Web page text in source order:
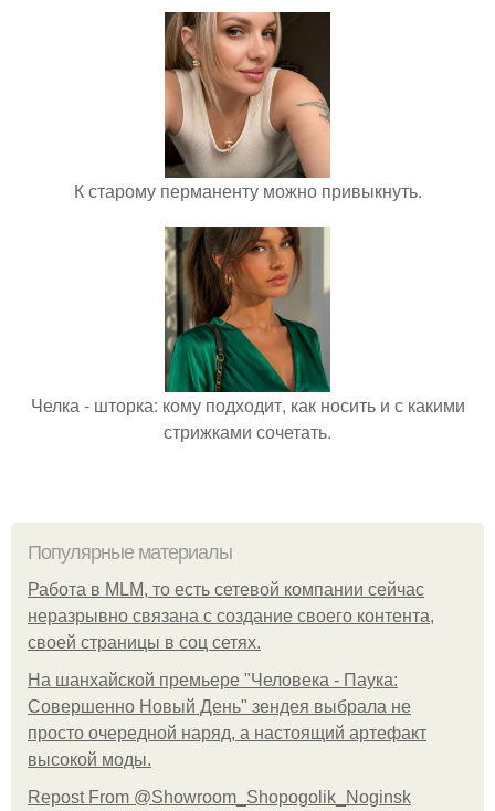
К старому перманенту можно привыкнуть.
Челка - шторка: кому подходит, как носить и с какими
стрижками сочетать.
Популярные материалы
Работа в MLM, то есть сетевой компании сейчас
неразрывно связана с создание своего контента,
своей страницы в соц сетях.
На шанхайской премьере "Человека - Паука:
Совершенно Новый День" зендея выбрала не
просто очередной наряд, а настоящий артефакт
высокой моды.
Repost From @Showroom_Shopogolik_Noginsk